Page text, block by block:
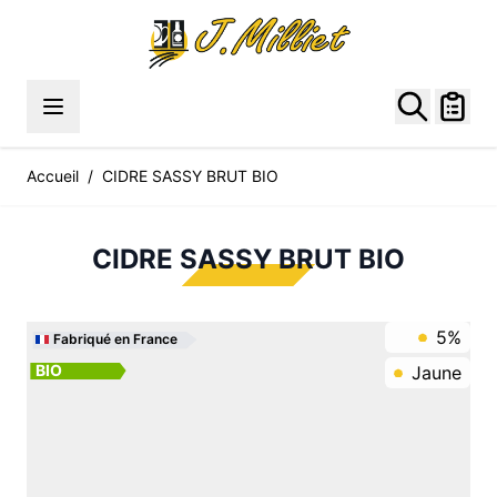
Accueil / CIDRE SASSY BRUT BIO
CIDRE SASSY BRUT BIO
Fabriqué en France
BIO
5%
Jaune